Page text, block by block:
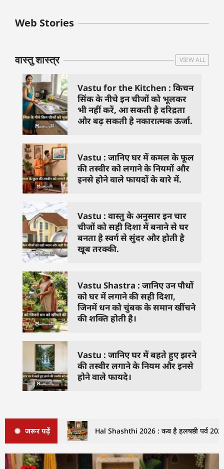
Web Stories
बुधवार के उपाय :
जिनसे हो गणेश जी
वास्तु शास्त्र VIEW ALL
Vastu for the Kitchen : किचन
सिंक के नीचे इन चीजों को भूलकर
भी नहीं करें, आ सकती है दरिद्रता
और बढ़ सकती है नकारात्मक ऊर्जा.
Vastu : जानिए घर में कमल के फूल
की तस्वीर को लगाने के नियमों और
इनसे होने वाले फायदों के बारे में.
Vastu : वास्तु के अनुसार इन चार
चीजों को सही दिशा में बनाने से घर
बनता है स्वर्ग से सुंदर और होती है
खूब तरक्की.
Vastu Shastra : जानिए उन पौधों
को घर में लगाने की सही दिशा,
जिनमें धन को चुंबक के समान खींचने
की शक्ति होती है।
Vastu : जानिए घर में बहते हुए झरने
की तस्वीर लगाने के नियम और इनसे
होने वाले फायदे।
जरूर पढ़ें Hal Shashthi 2026 : कब है हलषष्ठी पर्व